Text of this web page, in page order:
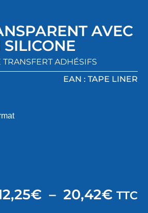
AVEC
TRANSFERT ADHÉSIFS
EAN : TAPE LINER
€ – 20,42€ TTC